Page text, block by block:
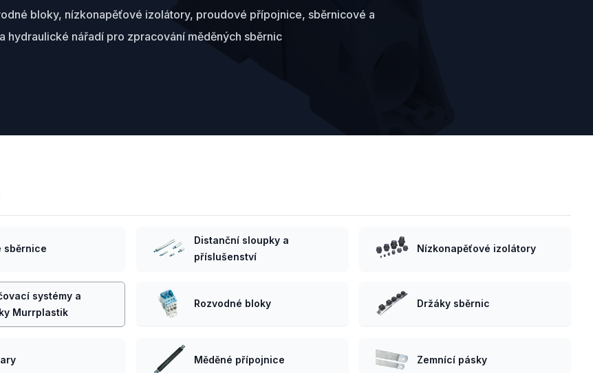
bloky, nízkonapěťové izolátory, proudové přípojnice, sběrnicové a
hydraulické nářadí pro zpracování měděných sběrnic
sběrnice
Distanční sloupky a
příslušenství
Nízkonapěťové izolátory
systémy a
Murrplastik
Rozvodné bloky Držáky sběrnic
Měděné přípojnice Zemnící pásky